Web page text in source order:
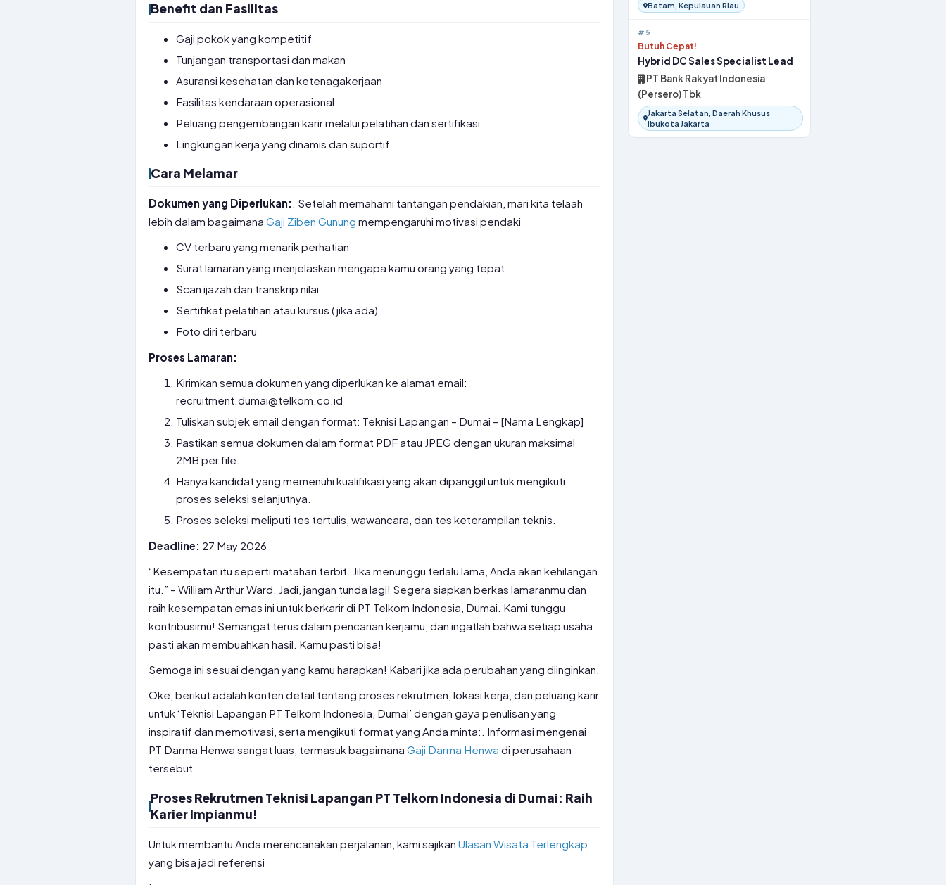
Benefit dan Fasilitas
Gaji pokok yang kompetitif
Tunjangan transportasi dan makan
Asuransi kesehatan dan ketenagakerjaan
Fasilitas kendaraan operasional
Peluang pengembangan karir melalui pelatihan dan sertifikasi
Lingkungan kerja yang dinamis dan suportif
Cara Melamar
Dokumen yang Diperlukan: . Setelah memahami tantangan pendakian, mari kita telaah
lebih dalam bagaimana Gaji Ziben Gunung mempengaruhi motivasi pendaki
CV terbaru yang menarik perhatian
Surat lamaran yang menjelaskan mengapa kamu orang yang tepat
Scan ijazah dan transkrip nilai
Sertifikat pelatihan atau kursus (jika ada)
Foto diri terbaru
Proses Lamaran:
Kirimkan semua dokumen yang diperlukan ke alamat email:
recruitment.dumai@telkom.co.id
Tuliskan subjek email dengan format: Teknisi Lapangan – Dumai – [Nama Lengkap]
Pastikan semua dokumen dalam format PDF atau JPEG dengan ukuran maksimal
2MB per file.
Hanya kandidat yang memenuhi kualifikasi yang akan dipanggil untuk mengikuti
proses seleksi selanjutnya.
Proses seleksi meliputi tes tertulis, wawancara, dan tes keterampilan teknis.
Deadline: 27 May 2026
“Kesempatan itu seperti matahari terbit. Jika menunggu terlalu lama, Anda akan kehilangan
itu.” – William Arthur Ward. Jadi, jangan tunda lagi! Segera siapkan berkas lamaranmu dan
raih kesempatan emas ini untuk berkarir di PT Telkom Indonesia, Dumai. Kami tunggu
kontribusimu! Semangat terus dalam pencarian kerjamu, dan ingatlah bahwa setiap usaha
pasti akan membuahkan hasil. Kamu pasti bisa!
Semoga ini sesuai dengan yang kamu harapkan! Kabari jika ada perubahan yang diinginkan.
Oke, berikut adalah konten detail tentang proses rekrutmen, lokasi kerja, dan peluang karir
untuk ‘Teknisi Lapangan PT Telkom Indonesia, Dumai’ dengan gaya penulisan yang
inspiratif dan memotivasi, serta mengikuti format yang Anda minta:. Informasi mengenai
PT Darma Henwa sangat luas, termasuk bagaimana Gaji Darma Henwa di perusahaan
tersebut
Proses Rekrutmen Teknisi Lapangan PT Telkom Indonesia di Dumai: Raih
Karier Impianmu!
Untuk membantu Anda merencanakan perjalanan, kami sajikan Ulasan Wisata Terlengkap
yang bisa jadi referensi
Batam, Kepulauan Riau
#5
Butuh Cepat!
Hybrid DC Sales Specialist Lead
PT Bank Rakyat Indonesia
(Persero) Tbk
Jakarta Selatan, Daerah Khusus
Ibukota Jakarta